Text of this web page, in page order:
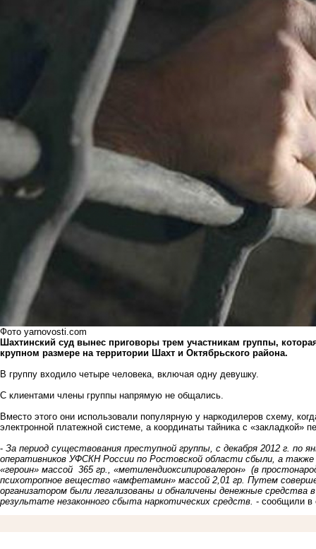
Фото yarnovosti.com
Шахтинский суд вынес приговоры трем участникам группы,
крупном размере на территории Шахт и Октябрьского района.
В группу входило четыре человека, включая одну девушку.
С клиентами члены группы напрямую не общались.
Вместо этого они использовали популярную у наркодилеров схему,
электронной платежной системе, а координаты тайника с «закладкой»
- За период существования преступной группы, с декабря 2012 г. по
оперативников УФСКН России по Ростовской области сбыли, а
«героин» массой 365 гр., «метилендиоксипировалерон» (в
психотропное вещество «амфетамин» массой 2,01 гр. Путем
организатором были легализованы и обналичены денежные
результате незаконного сбыта наркотических средств. - сообщили в